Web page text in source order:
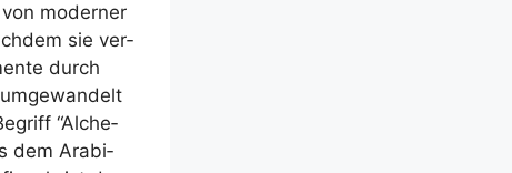
moder­ner
sie ver­
durch
“Alche­
dem Ara­bi­